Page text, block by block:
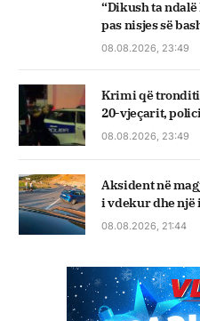
“Dikush ta
pas nisjes së
08.08.2026, 23:49
Krimi që tronditi
20-vjeçarit,
08.08.2026, 23:49
Aksident në
i vdekur dhe një
08.08.2026, 21:44